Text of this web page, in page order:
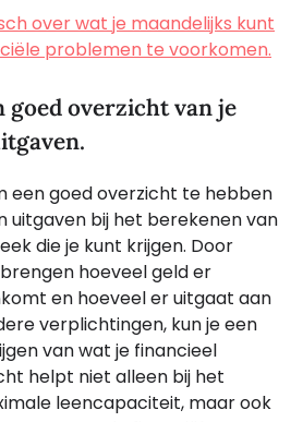
over wat je maandelijks kunt
problemen te voorkomen.
goed overzicht van je
een goed overzicht te hebben
uitgaven bij het berekenen van
die je kunt krijgen. Door
hoeveel geld er
en hoeveel er uitgaat aan
verplichtingen, kun je een
van wat je financieel
helpt niet alleen bij het
leencapaciteit, maar ook